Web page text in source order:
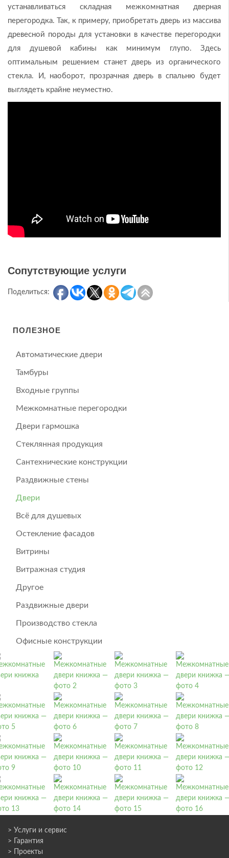
устанавливаться складная межкомнатная дверная
перегородка. Так, к примеру, приобретать дверь из массива
древесной породы для установки в качестве перегородки
для душевой кабины как минимум глупо. Здесь
оптимальным решением станет дверь из органического
стекла. И, наоборот, прозрачная дверь в спальню будет
выглядеть крайне неуместно.
Сопутствующие услуги
Поделиться:
ПОЛЕЗНОЕ
Автоматические двери
Тамбуры
Входные группы
Межкомнатные перегородки
Двери гармошка
Стеклянная продукция
Сантехнические конструкции
Раздвижные стены
Двери
Всё для душевых
Остекление фасадов
Витрины
Витражная студия
Другое
Раздвижные двери
Производство стекла
Офисные конструкции
> Услуги и сервис
> Гарантия
> Проекты